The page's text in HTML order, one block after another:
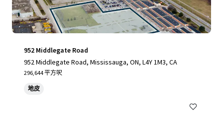
952 Middlegate Road
952 Middlegate Road, Mississauga, ON, L4Y 1M3, CA
296,644 平方呎
地皮